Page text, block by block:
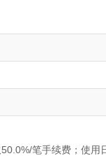
笔手续费；使